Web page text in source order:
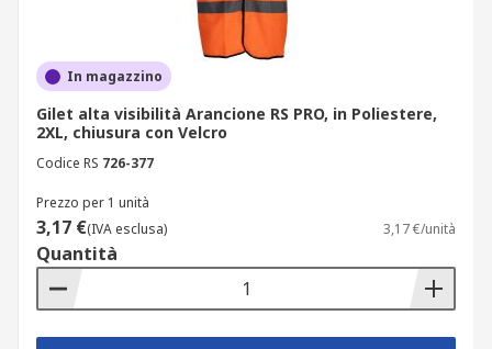
In magazzino
Gilet alta visibilità Arancione RS PRO, in Poliestere,
2XL, chiusura con Velcro
Codice RS 726-377
Prezzo per 1 unità
3,17 €(IVA esclusa) 3,17 €/unità
Quantità